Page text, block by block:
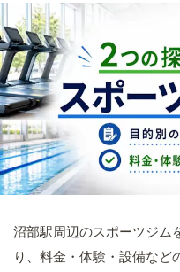
沼部駅周辺のスポーツジム
り、料金・体験・設備など